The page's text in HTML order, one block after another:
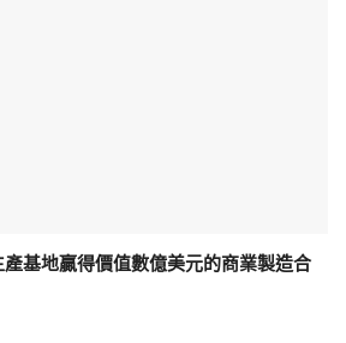
基地贏得價值數億美元的商業製造合